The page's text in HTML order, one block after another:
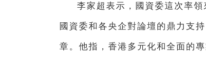
李家超表示，國資委這次率
國資委和各央企對論壇的鼎力支
章。他指，香港多元化和全面的